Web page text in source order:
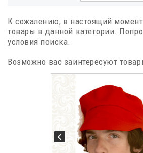
К сожалению, в настоящий момент
товары в данной категории.
условия поиска.
Возможно вас заинтересуют